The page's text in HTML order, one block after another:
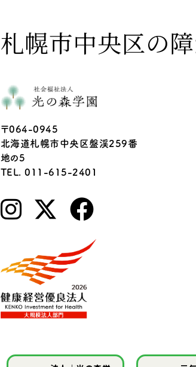
札幌市中央区の
〒064-0945
北海道札幌市中央区盤渓259番
地の5
TEL. 011-615-2401